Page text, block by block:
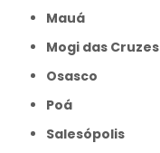
Mauá
Mogi das Cruzes
Osasco
Poá
Salesópolis